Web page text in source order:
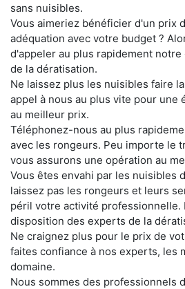
sans nuisibles.
Vous aimeriez bénéficier d'un prix
adéquation avec votre budget ?
d'appeler au plus rapidement
de la dératisation.
Ne laissez plus les nuisibles faire
appel à nous au plus vite pour une
au meilleur prix.
Téléphonez-nous au plus
avec les rongeurs. Peu importe le
vous assurons une opération au
Vous êtes envahi par les nuisibles
laissez pas les rongeurs et leurs
péril votre activité professionnelle.
disposition des experts de la
Ne craignez plus pour le prix de
faites confiance à nos experts, les
domaine.
Nous sommes des professionnels